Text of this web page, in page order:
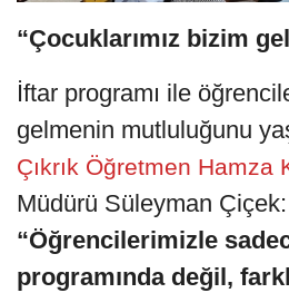
“Çocuklarımız bizim
İftar programı ile
gelmenin mutluluğunu
Çıkrık Öğretmen Hamza
Müdürü Süleyman Çiçek:
“Öğrencilerimizle
programında değil,